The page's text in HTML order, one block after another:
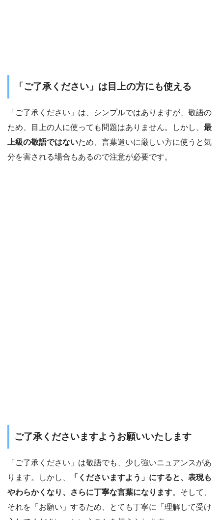
「ご了承ください」は目上の方にも使える
「ご了承ください」は、シンプルではありますが、敬語の
ため、目上の人に使っても問題はありません。しかし、 最
上級の敬語ではないため、言葉遣いに厳しい方に使うと気
分を害される場合もあるので注意が必要です。
ご了承くださいますようお願いいたします
「ご了承ください」は敬語でも、少し強いニュアンスがあ
ります。しかし、
「くださいますよう」にすると、表現も
やわらかくなり、さらに丁寧な言葉になります。そして、
それを「お願い」するため、とても丁寧に「理解して受け